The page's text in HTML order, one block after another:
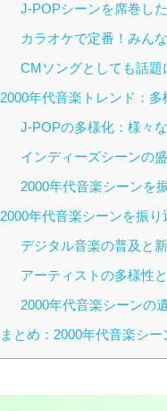
J-POPシーンを席巻し
カラオケで定番！みん
CMソングとしても話題
2000年代音楽トレンド：
J-POPの多様化：様々
インディーズシーンの
2000年代音楽シーンを
2000年代音楽シーンを振
デジタル音楽の普及と
アーティストの多様性
2000年代音楽シーンの
まとめ：2000年代音楽シ